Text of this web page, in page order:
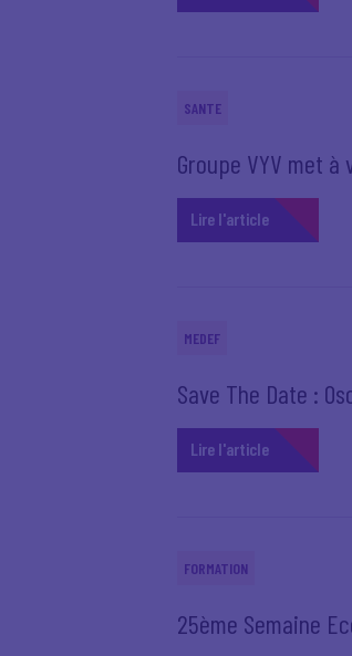
SANTE
Groupe VYV met
Lire l'article
MEDEF
Save The Date :
Lire l'article
FORMATION
25ème Semaine